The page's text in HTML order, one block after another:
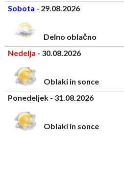
Sobota - 29.08.2026
Delno oblačno
Nedelja - 30.08.2026
Oblaki in sonce
Ponedeljek - 31.08.2026
Oblaki in sonce